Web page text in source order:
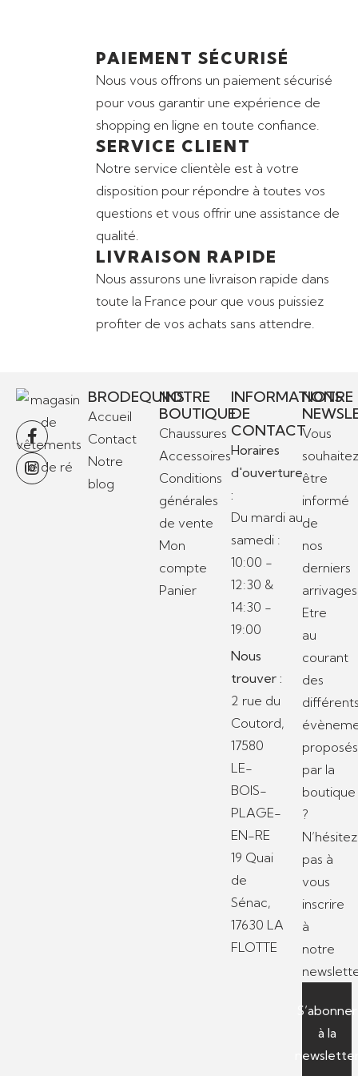
PAIEMENT SÉCURISÉ
Nous vous offrons un paiement sécurisé
pour vous garantir une expérience de
shopping en ligne en toute confiance.
SERVICE CLIENT
Notre service clientèle est à votre
disposition pour répondre à toutes vos
questions et vous offrir une assistance de
qualité.
LIVRAISON RAPIDE
Nous assurons une livraison rapide dans
toute la France pour que vous puissiez
profiter de vos achats sans attendre.
BRODEQUINS
Accueil
Contact
Notre
blog
NOTRE
BOUTIQUE
Chaussures
Accessoires
Conditions
générales
de vente
Mon
compte
Panier
INFORMATIONS
DE
CONTACT
Horaires
d'ouverture
:
Du mardi au
samedi :
10:00 -
12:30 &
14:30 -
19:00
Nous
trouver :
2 rue du
Coutord,
17580
LE-
BOIS-
PLAGE-
EN-RE
19 Quai
de
Sénac,
17630 LA
FLOTTE
NOTRE
Vous
être
informé
de
nos
derniers
Etre
au
courant
des
proposés
par la
boutique
?
N’hésitez
pas à
vous
inscrire
à
notre
S’abonner
à la